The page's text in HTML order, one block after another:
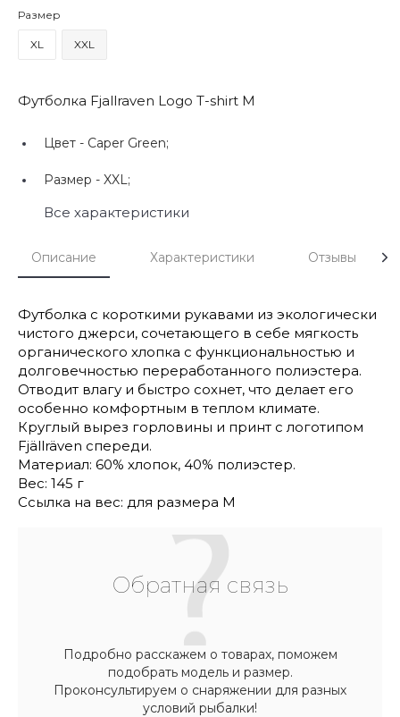
Размер
XL XXL
Футболка Fjallraven Logo T-shirt M
Цвет - Caper Green;
Размер - XXL;
Все характеристики
Описание Характеристики Отзывы
Футболка с короткими рукавами из экологически
чистого джерси, сочетающего в себе мягкость
органического хлопка с функциональностью и
долговечностью переработанного полиэстера.
Отводит влагу и быстро сохнет, что делает его
особенно комфортным в теплом климате.
Круглый вырез горловины и принт с логотипом
Fjällräven спереди.
Материал: 60% хлопок, 40% полиэстер.
Вес: 145 г
Ссылка на вес: для размера M
Обратная связь
Подробно расскажем о товарах, поможем
подобрать модель и размер.
Проконсультируем о снаряжении для разных
условий рыбалки!